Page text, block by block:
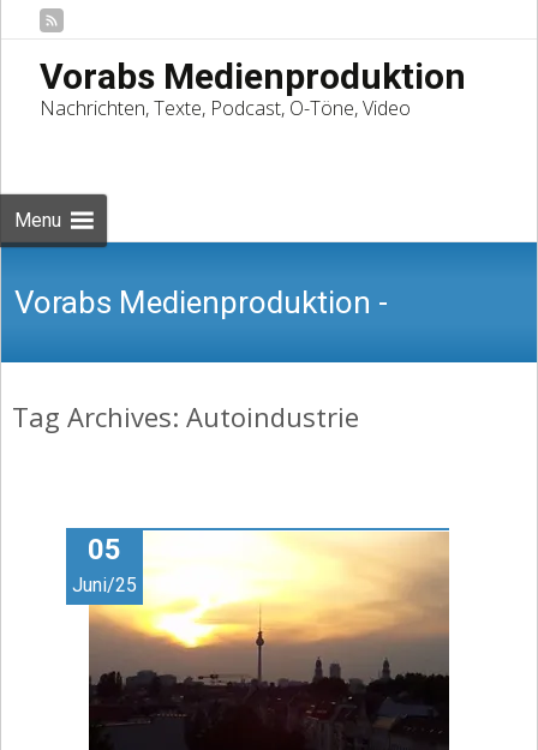
Vorabs Medienproduktion
Nachrichten, Texte, Podcast, O-Töne, Video
Menu
Vorabs Medienproduktion -
Nachrichten, Texte, Podcast, O-Töne,
Video
Tag Archives: Autoindustrie
05
Juni/25